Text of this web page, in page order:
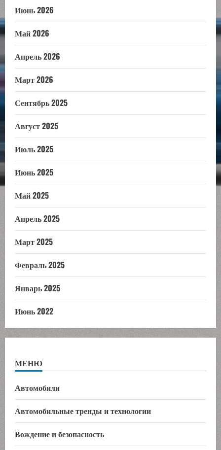
Июнь 2026
Май 2026
Апрель 2026
Март 2026
Сентябрь 2025
Август 2025
Июль 2025
Июнь 2025
Май 2025
Апрель 2025
Март 2025
Февраль 2025
Январь 2025
Июнь 2022
МЕНЮ
Автомобили
Автомобильные тренды и технологии
Вождение и безопасность